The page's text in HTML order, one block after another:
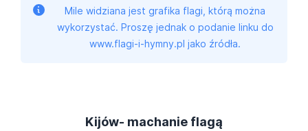
Mile widziana jest grafika flagi, którą można
wykorzystać. Proszę jednak o podanie linku do
www.flagi-i-hymny.pl jako źródła.
Kijów- machanie flagą